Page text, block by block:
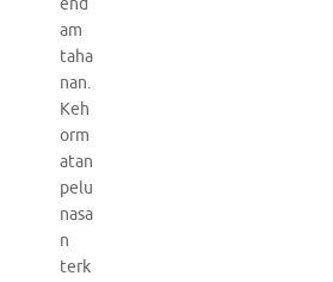
end
am
taha
nan.
Keh
orm
atan
pelu
nasa
n
terk